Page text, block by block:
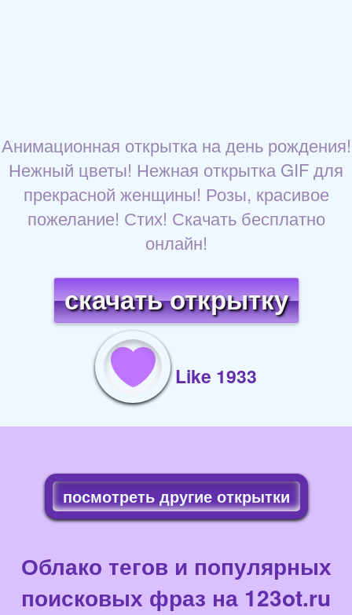
Анимационная открытка на день рождения!
Нежный цветы! Нежная открытка GIF для
прекрасной женщины! Розы, красивое
пожелание! Стих! Скачать бесплатно
онлайн!
скачать открытку
Like 1933
посмотреть другие открытки
Облако тегов и популярных
поисковых фраз на 123ot.ru